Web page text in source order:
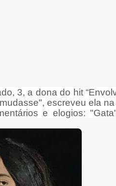
3, a dona do hit
escreveu ela
e elogios: